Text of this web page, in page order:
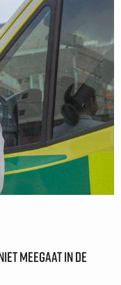
MEEGAAT IN DE